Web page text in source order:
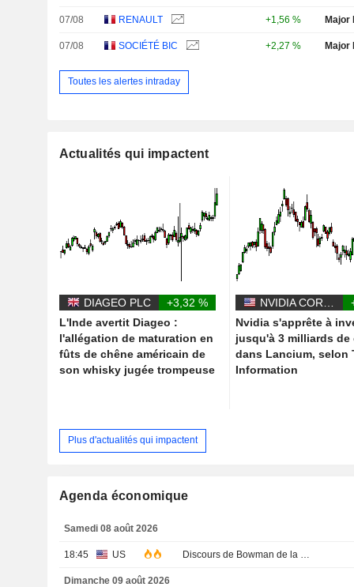
07/08 RENAULT +1,56 % Major
07/08 SOCIÉTÉ BIC +2,27 % Major
Toutes les alertes intraday
Actualités qui impactent
DIAGEO PLC
+3,32 %
L'Inde avertit Diageo :
l'allégation de maturation en
fûts de chêne américain de
son whisky jugée trompeuse
Nvidia s'apprête à
jusqu'à 3 milliards de
dans Lancium, selon
Information
Plus d'actualités qui impactent
Agenda économique
Samedi 08 août 2026
18:45 US Discours de Bowman de la Fed
Dimanche 09 août 2026